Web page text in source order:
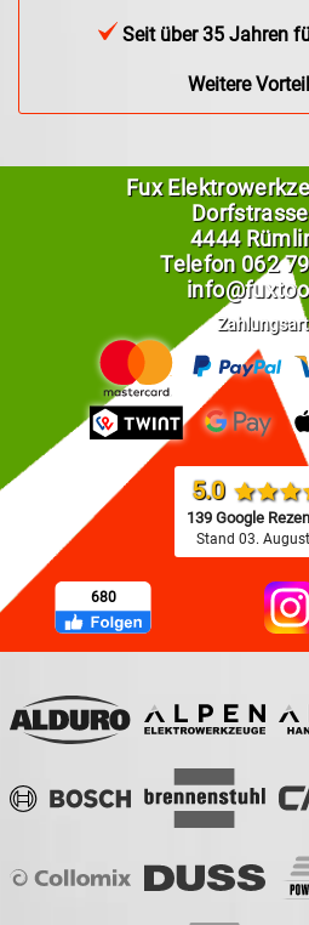
Seit über 35 Jahren
Weitere
Fux
4444
Telefon 062
5.0
139 Google
Stand 03.
680